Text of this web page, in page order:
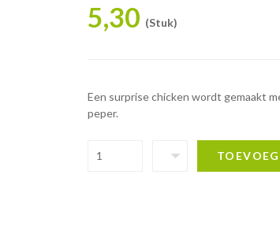
5,30 (Stuk)
Een surprise chicken wordt gemaakt
peper.